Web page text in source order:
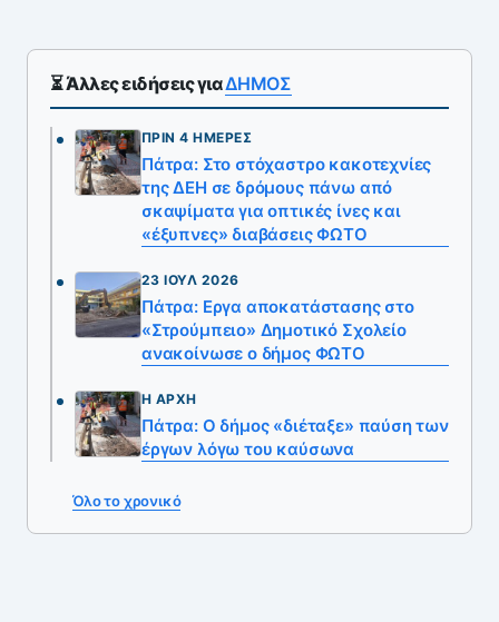
⏳ Άλλες ειδήσεις γιαΔΗΜΟΣ
ΠΡΙΝ 4 ΗΜΈΡΕΣ
Πάτρα: Στο στόχαστρο κακοτεχνίες
της ΔΕΗ σε δρόμους πάνω από
σκαψίματα για οπτικές ίνες και
«έξυπνες» διαβάσεις ΦΩΤΟ
23 ΙΟΎΛ 2026
Πάτρα: Εργα αποκατάστασης στο
«Στρούμπειο» Δημοτικό Σχολείο
ανακοίνωσε ο δήμος ΦΩΤΟ
Η ΑΡΧΉ
Πάτρα: Ο δήμος «διέταξε» παύση των
έργων λόγω του καύσωνα
Όλο το χρονικό